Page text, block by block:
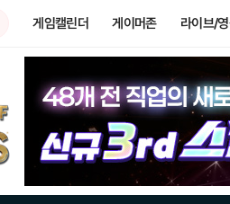
게임캘린더 게이머존 라이브/